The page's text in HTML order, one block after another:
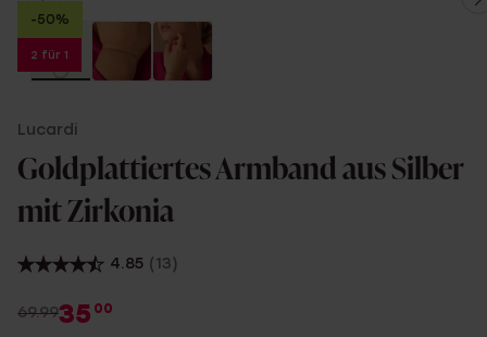
-50%
2 für 1
Lucardi
Goldplattiertes Armband aus Silber
mit Zirkonia
4.85 (13)
69.9935 00